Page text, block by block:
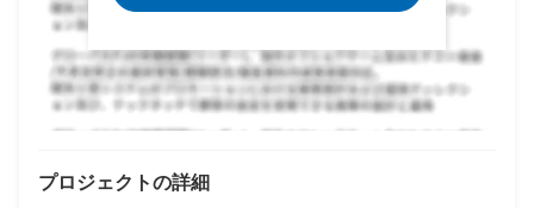
プロジェクトの詳細